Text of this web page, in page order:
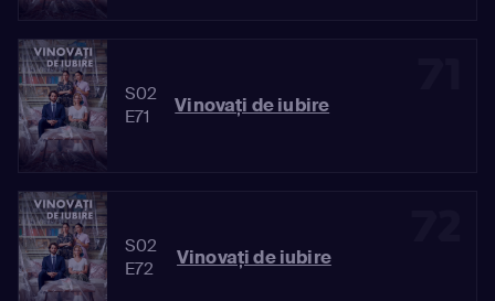
S02
E71
Vinovaţi de iubire
S02
E72
Vinovaţi de iubire